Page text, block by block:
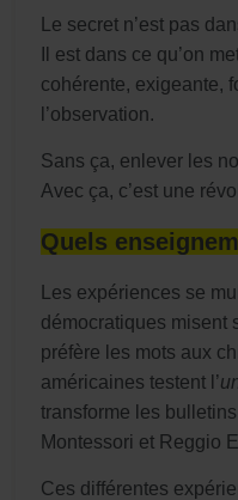
Le secret n’est pas
Il est dans ce qu’on
cohérente, exigeante,
l’observation.
Sans ça, enlever les
Avec ça, c’est une
Quels
Les expériences se
démocratiques misent
préfère les mots aux
américaines testent l’
transforme les
Montessori et Reggio
Ces différentes